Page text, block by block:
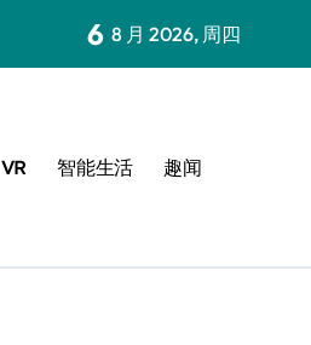
6 8 月 2026, 周四
VR 智能生活 趣闻